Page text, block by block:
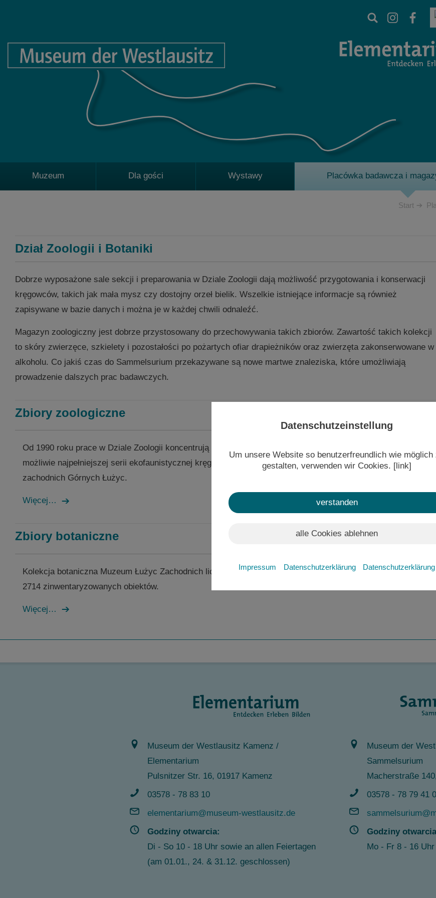
Muzeum Dla gości Wystawy Placówka badawcza i
Start
Dział Zoologii i Botaniki
Dobrze wyposażone sale sekcji i preparowania w Dziale Zoologii dają możliwość przygotowania i konserwacji
kręgowców, takich jak mała mysz czy dostojny orzeł bielik. Wszelkie istniejące informacje są również
zapisywane w bazie danych i można je w każdej chwili odnaleźć.
Magazyn zoologiczny jest dobrze przystosowany do przechowywania takich zbiorów. Zawartość takich kolekcji
to skóry zwierzęce, szkielety i pozostałości po pożartych ofiar drapieżników oraz zwierzęta zakonserwowane w
alkoholu. Co jakiś czas do Sammelsurium przekazywane są nowe martwe znaleziska, które umożliwiają
prowadzenie dalszych prac badawczych.
Zbiory zoologiczne
Od 1990 roku prace w Dziale Zoologii koncentrują się na zebraniu
możliwie najpełniejszej serii ekofaunistycznej kręgowców z
zachodnich Górnych Łużyc.
Więcej…
Zbiory botaniczne
Kolekcja botaniczna Muzeum Łużyc Zachodnich liczy obecnie
2714 zinwentaryzowanych obiektów.
Więcej…
Museum der Westlausitz Kamenz /
Elementarium
Pulsnitzer Str. 16, 01917 Kamenz
03578 - 78 83 10
elementarium@museum-westlausitz.de
Godziny otwarcia:
Di - So 10 - 18 Uhr sowie an allen Feiertagen
(am 01.01., 24. & 31.12. geschlossen)
Museum der
Sammelsurium
Macherstraße
03578 - 78 79 41 0
Godziny
Mo - Fr 8 - 16 Uhr
Datenschutzeinstellung
Um unsere Website so benutzerfreundlich wie möglich
gestalten, verwenden wir Cookies. [link]
verstanden
alle Cookies ablehnen
Impressum Datenschutzerklärung Datenschutzerklärung